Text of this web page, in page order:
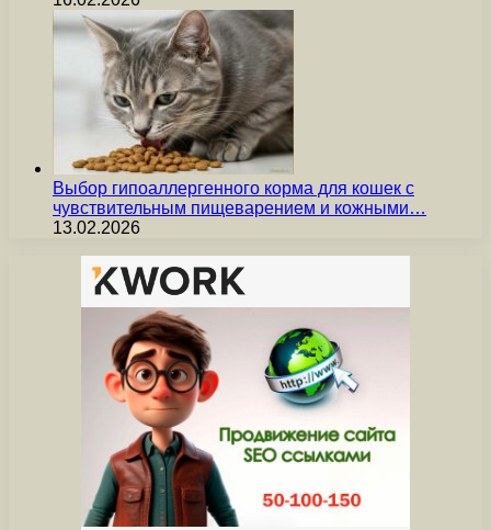
Выбор гипоаллергенного корма для кошек с
чувствительным пищеварением и кожными…
13.02.2026